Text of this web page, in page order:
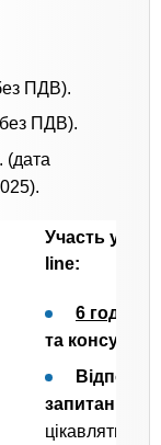
ПДВ).
ПДВ).
(дата
Участь у
line:
6 годин
та
запитання,
цікавлять